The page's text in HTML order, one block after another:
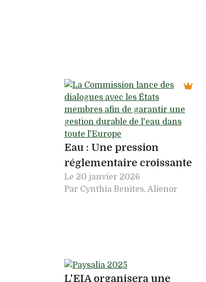
Eau : Une pression
réglementaire croissante
Le 20 janvier 2026
Par Cynthia Benites, Alienor
L'EIA organisera une